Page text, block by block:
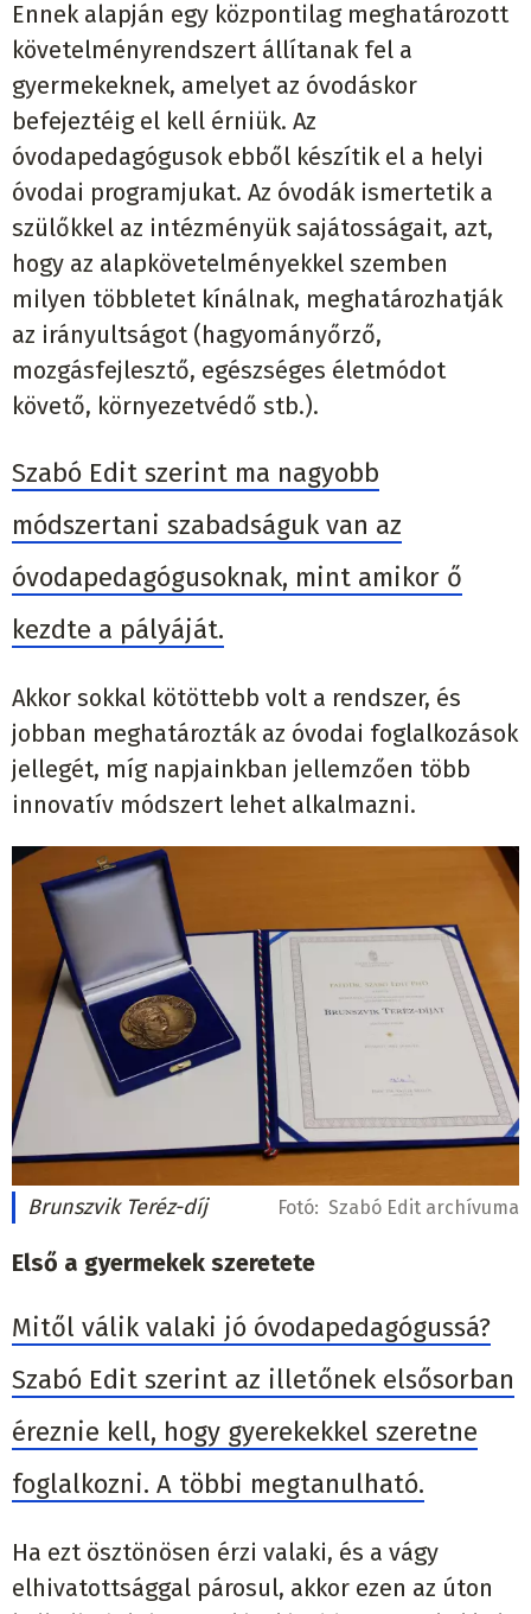
Ennek alapján egy központilag meghatározott
követelményrendszert állítanak fel a
gyermekeknek, amelyet az óvodáskor
befejeztéig el kell érniük. Az
óvodapedagógusok ebből készítik el a helyi
óvodai programjukat. Az óvodák ismertetik a
szülőkkel az intézményük sajátosságait, azt,
hogy az alapkövetelményekkel szemben
milyen többletet kínálnak, meghatározhatják
az irányultságot (hagyományőrző,
mozgásfejlesztő, egészséges életmódot
követő, környezetvédő stb.).
Szabó Edit szerint ma nagyobb
módszertani szabadságuk van az
óvodapedagógusoknak, mint amikor ő
kezdte a pályáját.
Akkor sokkal kötöttebb volt a rendszer, és
jobban meghatározták az óvodai foglalkozások
jellegét, míg napjainkban jellemzően több
innovatív módszert lehet alkalmazni.
Brunszvik Teréz-díj Fotó: Szabó Edit archívuma
Első a gyermekek szeretete
Mitől válik valaki jó óvodapedagógussá?
Szabó Edit szerint az illetőnek elsősorban
éreznie kell, hogy gyerekekkel szeretne
foglalkozni. A többi megtanulható.
Ha ezt ösztönösen érzi valaki, és a vágy
elhivatottsággal párosul, akkor ezen az úton